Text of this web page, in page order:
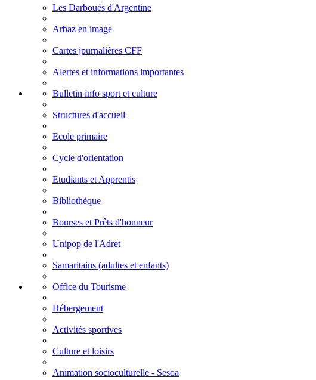
Les Darboués d'Argentine
Arbaz en image
Cartes jpurnalières CFF
Alertes et informations importantes
Bulletin info sport et culture
Structures d'accueil
Ecole primaire
Cycle d'orientation
Etudiants et Apprentis
Bibliothèque
Bourses et Prêts d'honneur
Unipop de l'Adret
Samaritains (adultes et enfants)
Office du Tourisme
Hébergement
Activités sportives
Culture et loisirs
Animation socioculturelle - Sesoa